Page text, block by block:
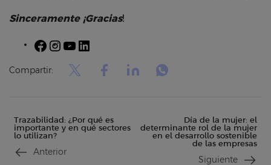
Sinceramente ¡Gracias!
Facebook
Instagram
YouTube
Compartir:
Trazabilidad: ¿Por qué es
importante y en qué sectores
lo utilizan?
Anterior
Día de la mujer: el
determinante rol de la mujer
en el desarrollo sostenible
de las empresas
Siguiente